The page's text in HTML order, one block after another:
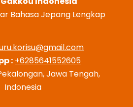
Bahasa Jepang Lengkap
: +6285641552605
Jawa Tengah,
Indonesia